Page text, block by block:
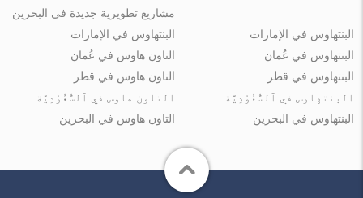
مشاريع تطويرية جديدة في البحرين
البنتهاوس في الإمارات
البنتهاوس في عُمان
البنتهاوس في قطر
البنتهاوس في ٱلسُّعُوْدِيَّة
البنتهاوس في البحرين
البنتهاوس في الإمارات
التاون هاوس في عُمان
التاون هاوس في قطر
التاون هاوس في ٱلسُّعُوْدِيَّة
التاون هاوس في البحرين